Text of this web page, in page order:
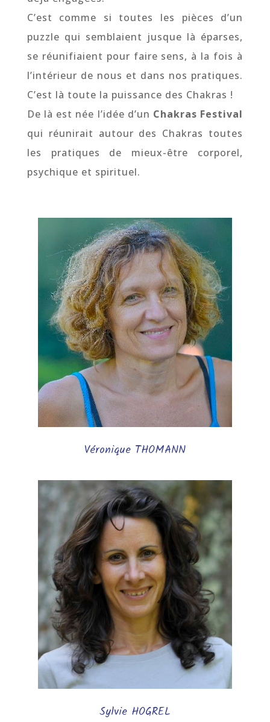
C’est comme si toutes les pièces d’un
puzzle qui semblaient jusque là éparses,
se réunifiaient pour faire sens, à la fois à
l’intérieur de nous et dans nos pratiques.
C’est là toute la puissance des Chakras !
De là est née l’idée d’un Chakras Festival
qui réunirait autour des Chakras toutes
les pratiques de mieux-être corporel,
psychique et spirituel.
Véronique THOMANN
Sylvie HOGREL